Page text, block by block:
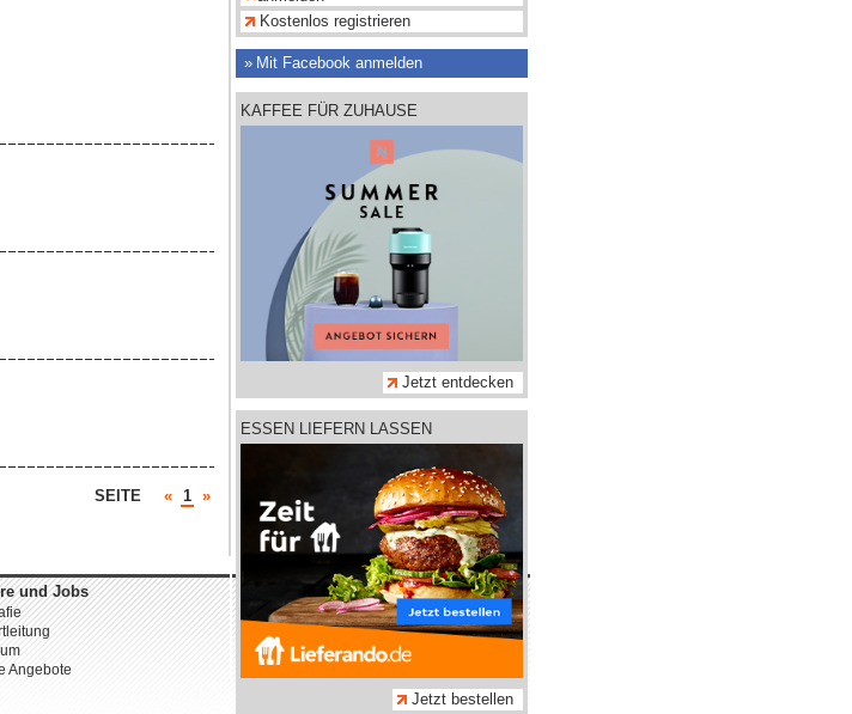
SEITE « 1 »
Kostenlos registrieren
Mit Facebook anmelden
KAFFEE FÜR ZUHAUSE
Jetzt entdecken
ESSEN LIEFERN LASSEN
Jetzt bestellen
und Jobs
Angebote
Unternehmen
Über uns
Datenschutz
AGB
Impressum
© 2026 stadtleben GmbH